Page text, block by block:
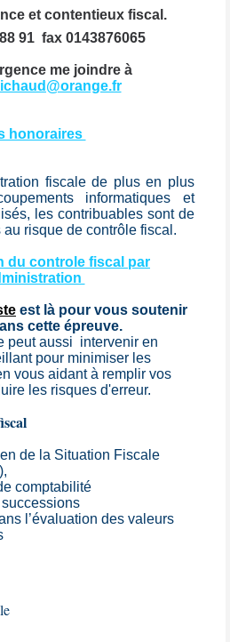
et contentieux fiscal.
91 fax 0143876065
me joindre à
honoraires
fiscale de plus en plus
informatiques et
les contribuables sont de
risque de contrôle fiscal.
du controle fiscal par
est là pour vous soutenir
cette épreuve.
peut aussi intervenir en
pour minimiser les
vous aidant à remplir vos
les risques d'erreur.
de la Situation Fiscale
comptabilité
l’évaluation des valeurs